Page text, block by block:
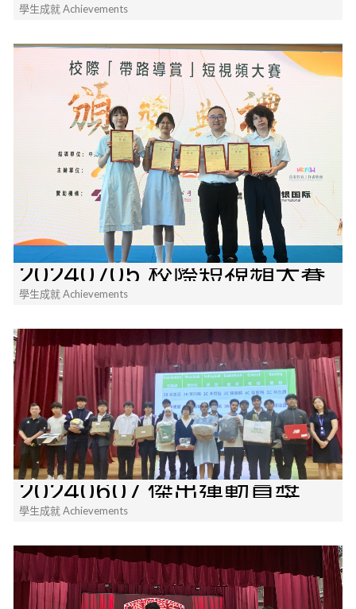
學生成就 Achievements
20240705 校際短視頻大賽
學生成就 Achievements
20240607 傑出運動員獎
學生成就 Achievements